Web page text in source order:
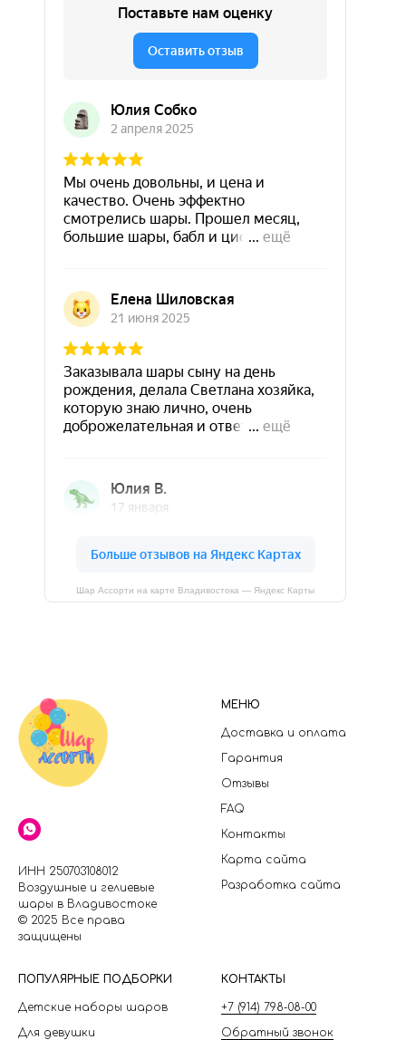
Шар Ассорти на карте Владивостока — Яндекс Карты
ИНН 250703108012
Воздушные и гелиевые
шары в Владивостоке
© 2025 Все права
защищены
МЕНЮ
Доставка и оплата
Гарантия
Отзывы
FAQ
Контакты
Карта сайта
Разработка сайта
ПОПУЛЯРНЫЕ ПОДБОРКИ
Детские наборы шаров
Для девушки
КОНТАКТЫ
+7 (914) 798-08-00
Обратный звонок